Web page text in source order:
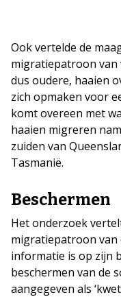
Ook vertelde de
migratiepatroon van
dus oudere, haaien
zich opmaken voor
komt overeen met
haaien migreren
zuiden van
Tasmanië.
Beschermen
Het onderzoek
migratiepatroon van
informatie is op zijn
beschermen van de
aangegeven als